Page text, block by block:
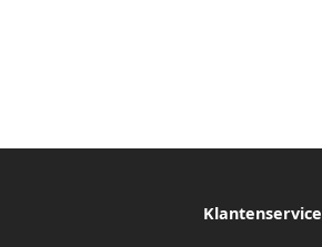
Klantenservice